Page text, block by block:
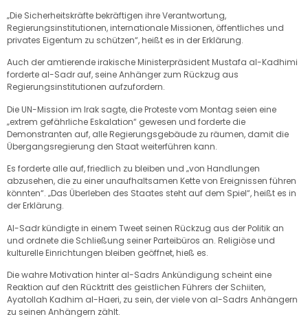
„Die Sicherheitskräfte bekräftigen ihre Verantwortung,
Regierungsinstitutionen, internationale Missionen, öffentliches und
privates Eigentum zu schützen“, heißt es in der Erklärung.
Auch der amtierende irakische Ministerpräsident Mustafa al-Kadhimi
forderte al-Sadr auf, seine Anhänger zum Rückzug aus
Regierungsinstitutionen aufzufordern.
Die UN-Mission im Irak sagte, die Proteste vom Montag seien eine
„extrem gefährliche Eskalation“ gewesen und forderte die
Demonstranten auf, alle Regierungsgebäude zu räumen, damit die
Übergangsregierung den Staat weiterführen kann.
Es forderte alle auf, friedlich zu bleiben und „von Handlungen
abzusehen, die zu einer unaufhaltsamen Kette von Ereignissen führen
könnten“. „Das Überleben des Staates steht auf dem Spiel“, heißt es in
der Erklärung.
Al-Sadr kündigte in einem Tweet seinen Rückzug aus der Politik an
und ordnete die Schließung seiner Parteibüros an. Religiöse und
kulturelle Einrichtungen bleiben geöffnet, hieß es.
Die wahre Motivation hinter al-Sadrs Ankündigung scheint eine
Reaktion auf den Rücktritt des geistlichen Führers der Schiiten,
Ayatollah Kadhim al-Haeri, zu sein, der viele von al-Sadrs Anhängern
zu seinen Anhängern zählt.